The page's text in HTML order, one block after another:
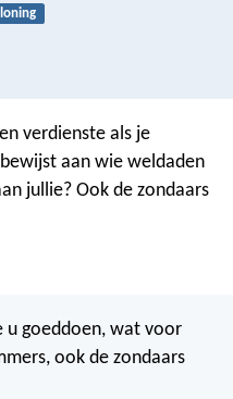
verdienste als je
aan wie weldaden
jullie? Ook de zondaars
u goeddoen, wat voor
ook de zondaars